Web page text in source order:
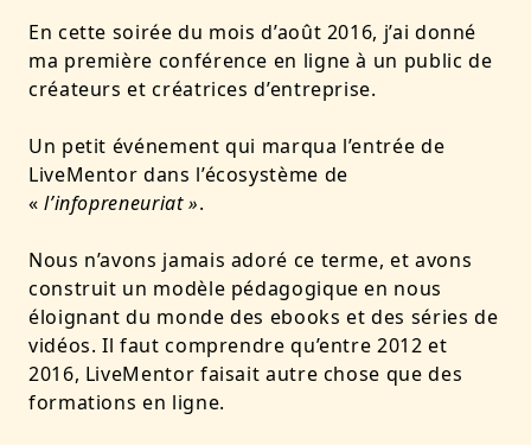
En cette soirée du mois d’août 2016, j’ai donné
ma première conférence en ligne à un public de
créateurs et créatrices d’entreprise.
Un petit événement qui marqua l’entrée de
LiveMentor dans l’écosystème de
«l’infopreneuriat ».
Nous n’avons jamais adoré ce terme, et avons
construit un modèle pédagogique en nous
éloignant du monde des ebooks et des séries de
vidéos. Il faut comprendre qu’entre 2012 et
2016, LiveMentor faisait autre chose que des
formations en ligne.